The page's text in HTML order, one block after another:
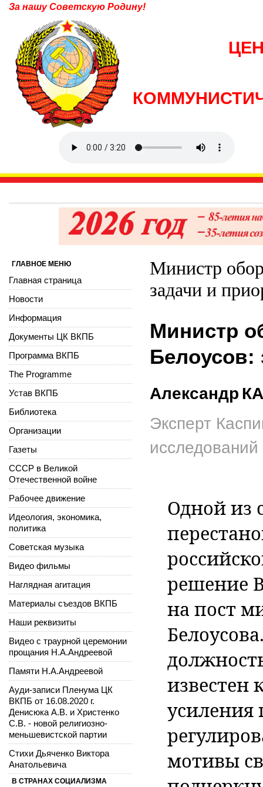
За нашу Советскую Родину!
Министр
задачи и
Министр
Белоусов:
Александр
Эксперт
исследований
Одной из
решение
на пост
известен
усиления
мотивы
ГЛАВНОЕ МЕНЮ
Главная страница
Новости
Информация
Документы ЦК ВКПБ
Программа ВКПБ
The Programme
Устав ВКПБ
Библиотека
Организации
Газеты
СССР в Великой
Отечественной войне
Рабочее движение
Идеология, экономика,
политика
Советская музыка
Видео фильмы
Наглядная агитация
Материалы съездов ВКПБ
Наши реквизиты
Видео с траурной церемонии
прощания Н.А.Андреевой
Памяти Н.А.Андреевой
Ауди-записи Пленума ЦК
ВКПБ от 16.08.2020 г.
Денисюка А.В. и Христенко
С.В. - новой религиозно-
меньшевистской партии
Стихи Дьяченко Виктора
Анатольевича
В СТРАНАХ СОЦИАЛИЗМА